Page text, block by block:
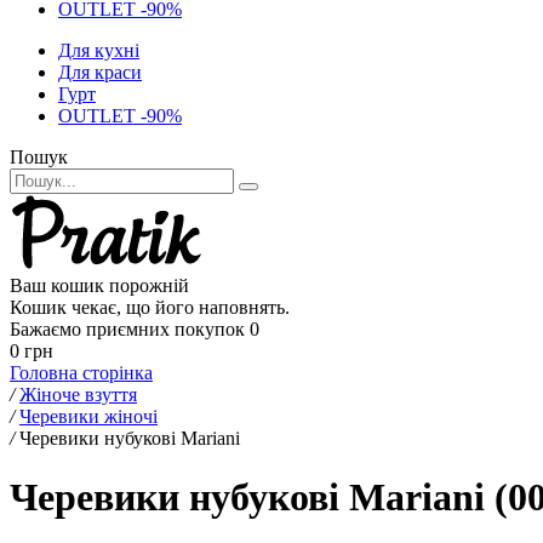
OUTLET -90%
Для кухні
Для краси
Гурт
OUTLET -90%
Пошук
Ваш кошик порожній
Кошик чекає, що його наповнять.
Бажаємо приємних покупок 0
0 грн
Головна сторінка
/ Жіноче взуття
/ Черевики жіночі
/ Черевики нубукові Mariani
Черевики нубукові Mariani